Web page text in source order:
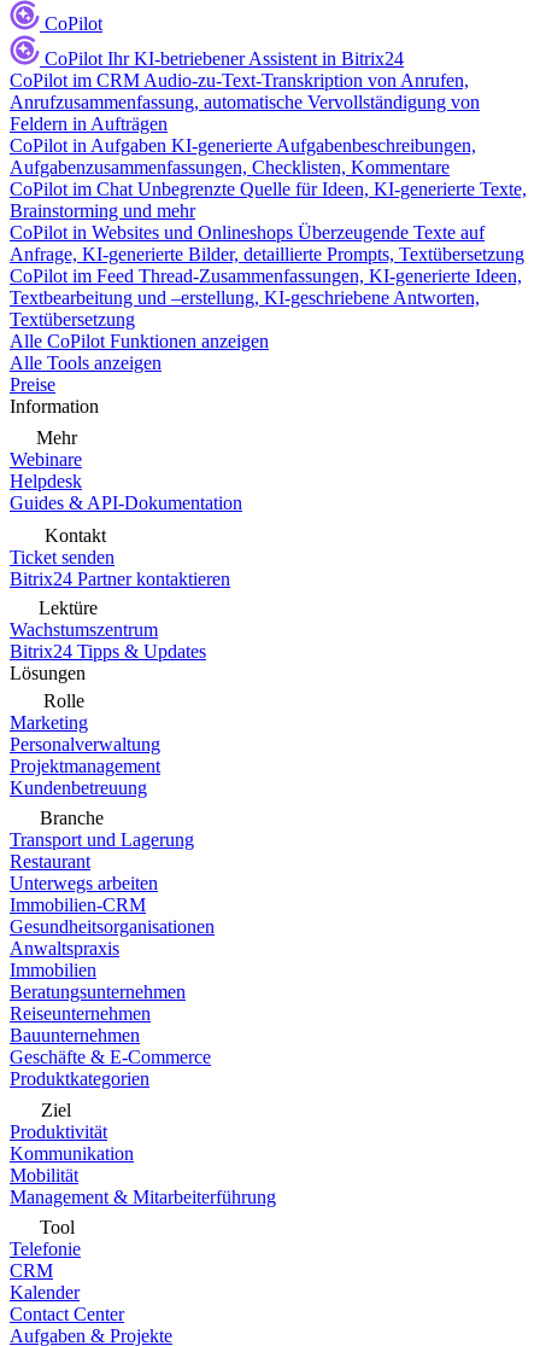
CoPilot
CoPilot Ihr KI-betriebener Assistent in Bitrix24
CoPilot im CRM Audio-zu-Text-Transkription von Anrufen,
Anrufzusammenfassung, automatische Vervollständigung von
Feldern in Aufträgen
CoPilot in Aufgaben KI-generierte Aufgabenbeschreibungen,
Aufgabenzusammenfassungen, Checklisten, Kommentare
CoPilot im Chat Unbegrenzte Quelle für Ideen, KI-generierte Texte,
Brainstorming und mehr
CoPilot in Websites und Onlineshops Überzeugende Texte auf
Anfrage, KI-generierte Bilder, detaillierte Prompts, Textübersetzung
CoPilot im Feed Thread-Zusammenfassungen, KI-generierte Ideen,
Textbearbeitung und –erstellung, KI-geschriebene Antworten,
Textübersetzung
Alle CoPilot Funktionen anzeigen
Alle Tools anzeigen
Preise
Information
Mehr
Webinare
Helpdesk
Guides & API-Dokumentation
Kontakt
Ticket senden
Bitrix24 Partner kontaktieren
Lektüre
Wachstumszentrum
Bitrix24 Tipps & Updates
Lösungen
Rolle
Marketing
Personalverwaltung
Projektmanagement
Kundenbetreuung
Branche
Transport und Lagerung
Restaurant
Unterwegs arbeiten
Immobilien-CRM
Gesundheitsorganisationen
Anwaltspraxis
Immobilien
Beratungsunternehmen
Reiseunternehmen
Bauunternehmen
Geschäfte & E-Commerce
Produktkategorien
Ziel
Produktivität
Kommunikation
Mobilität
Management & Mitarbeiterführung
Tool
Telefonie
CRM
Kalender
Contact Center
Aufgaben & Projekte